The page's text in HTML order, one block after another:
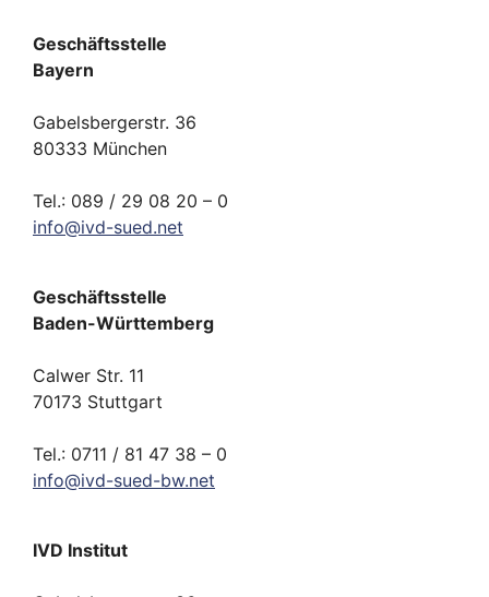
Geschäftsstelle
Bayern
Gabelsbergerstr. 36
80333 München
Tel.: 089 / 29 08 20 – 0
info@ivd-sued.net
Geschäftsstelle
Baden-Württemberg
Calwer Str. 11
70173 Stuttgart
Tel.: 0711 / 81 47 38 – 0
info@ivd-sued-bw.net
IVD Institut